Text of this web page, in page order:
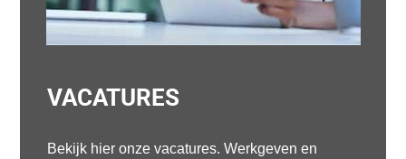
VACATURES
Bekijk hier onze vacatures. Werkgeven en